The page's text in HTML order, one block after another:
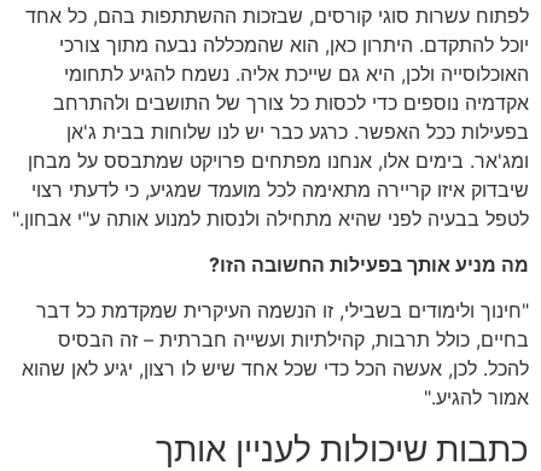
לפתוח עשרות סוגי קורסים, שבזכות ההשתתפות בהם, כל אחד
יוכל להתקדם. היתרון כאן, הוא שהמכללה נבעה מתוך צורכי
האוכלוסייה ולכן, היא גם שייכת אליה. נשמח להגיע לתחומי
אקדמיה נוספים כדי לכסות כל צורך של התושבים ולהתרחב
בפעילות ככל האפשר. כרגע כבר יש לנו שלוחות בבית ג'אן
ומג'אר. בימים אלו, אנחנו מפתחים פרויקט שמתבסס על מבחן
שיבדוק איזו קריירה מתאימה לכל מועמד שמגיע, כי לדעתי רצוי
לטפל בבעיה לפני שהיא מתחילה ולנסות למנוע אותה ע"י אבחון."
מה מניע אותך בפעילות החשובה הזו?
"חינוך ולימודים בשבילי, זו הנשמה העיקרית שמקדמת כל דבר
בחיים, כולל תרבות, קהילתיות ועשייה חברתית – זה הבסיס
להכל. לכן, אעשה הכל כדי שכל אחד שיש לו רצון, יגיע לאן שהוא
אמור להגיע."
כתבות שיכולות לעניין אותך